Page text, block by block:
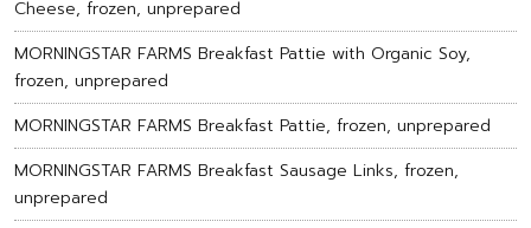
Cheese, frozen, unprepared
MORNINGSTAR FARMS Breakfast Pattie with Organic Soy,
frozen, unprepared
MORNINGSTAR FARMS Breakfast Pattie, frozen, unprepared
MORNINGSTAR FARMS Breakfast Sausage Links, frozen,
unprepared